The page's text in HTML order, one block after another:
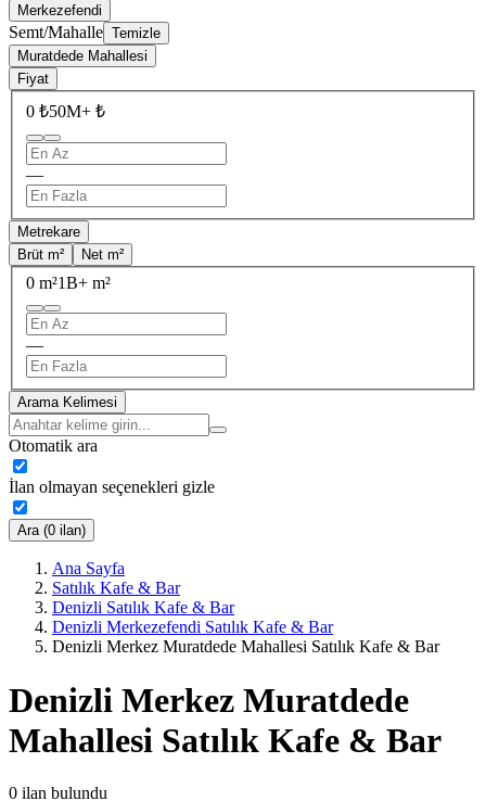
Merkezefendi
Semt/Mahalle Temizle
Muratdede Mahallesi
Fiyat
0 ₺50M+ ₺
—
Metrekare
Brüt m²
Net m²
0 m²1B+ m²
—
Arama Kelimesi
Otomatik ara
İlan olmayan seçenekleri gizle
Ara (0 ilan)
Ana Sayfa
Satılık Kafe & Bar
Denizli Satılık Kafe & Bar
Denizli Merkezefendi Satılık Kafe & Bar
Denizli Merkez Muratdede Mahallesi Satılık Kafe & Bar
Denizli Merkez Muratdede
Mahallesi Satılık Kafe & Bar
0 ilan bulundu